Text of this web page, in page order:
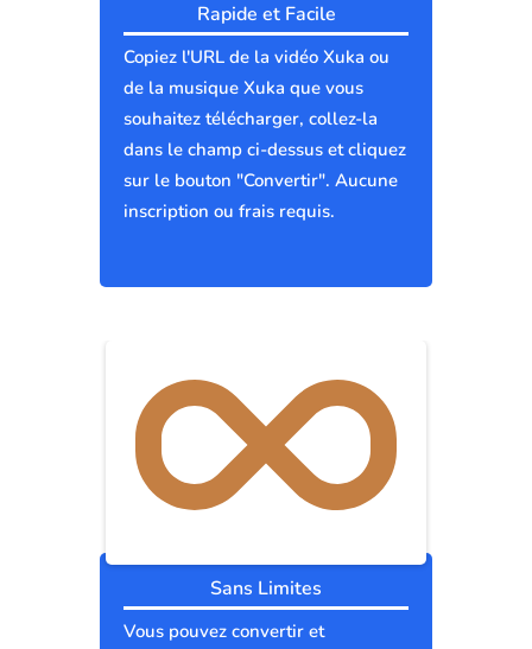
Rapide et Facile
Copiez l'URL de la vidéo Xuka ou
de la musique Xuka que vous
souhaitez télécharger, collez-la
dans le champ ci-dessus et cliquez
sur le bouton "Convertir". Aucune
inscription ou frais requis.
Sans Limites
Vous pouvez convertir et